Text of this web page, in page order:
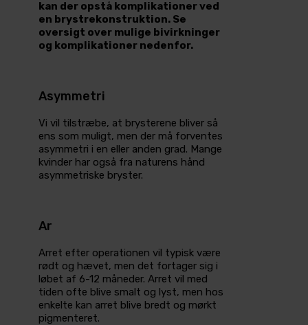
kan der opstå komplikationer ved
en brystrekonstruktion. Se
oversigt over mulige bivirkninger
og komplikationer nedenfor.
Asymmetri
Vi vil tilstræbe, at brysterene bliver så
ens som muligt, men der må forventes
asymmetri i en eller anden grad. Mange
kvinder har også fra naturens hånd
asymmetriske bryster.
Ar
Arret efter operationen vil typisk være
rødt og hævet, men det fortager sig i
løbet af 6-12 måneder. Arret vil med
tiden ofte blive smalt og lyst, men hos
enkelte kan arret blive bredt og mørkt
pigmenteret.